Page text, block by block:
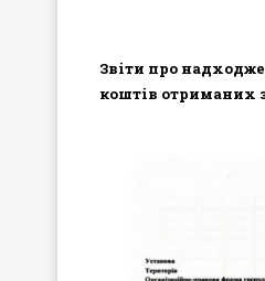
Звіти про
коштів отриманих